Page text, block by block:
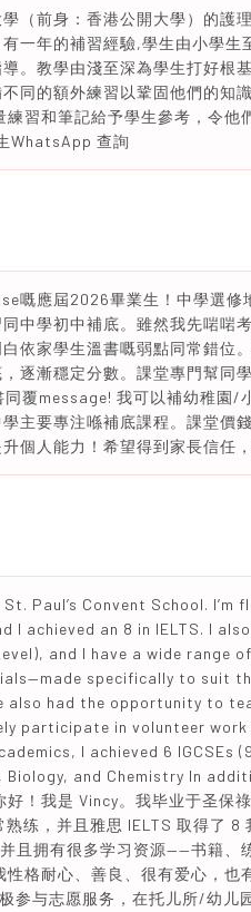
（前身：香港公開大學）的護
一年的補習經驗,學生由小學生
。教學由淺至深為學生打好根
同的額外練習以鞏固他們的知
習和筆記給予學生參考，令他
WhatsApp 查詢
嘅應屆2026畢業生！中學選
中學初中補底。雖然我先啱啱
依家學生溫書嘅弱點同常錯位
逐漸穩定分數。課堂專門幫同
覆message! 我可以補幼稚園/
主要專注喺補底課程。課堂價
個人能力！希望得到家長信任
Paul’s Convent School. I’m
I achieved an 8 in IELTS. I
and I have a wide range
specifically to suit
also had the opportunity to
participate in volunteer
I achieved 6 IGCSEs
Biology, and Chemistry In
！我是 Vincy。我毕业于圣保
练，并且雅思 IELTS 取得了 8
且拥有很多学习资源——书籍、
格耐心、善良、很有爱心，也
参与志愿服务，在托儿所/幼